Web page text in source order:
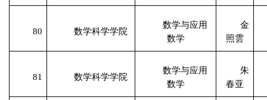
80 数学科学学院
数学与应用
数学
金
照雲
81 数学科学学院
数学与应用
数学
朱
春亚